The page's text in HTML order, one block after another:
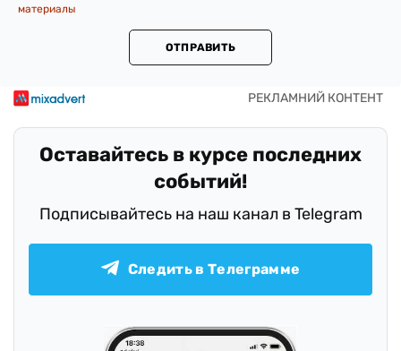
материалы
ОТПРАВИТЬ
Оставайтесь в курсе последних
событий!
Подписывайтесь на наш канал в Telegram
Следить в Телеграмме